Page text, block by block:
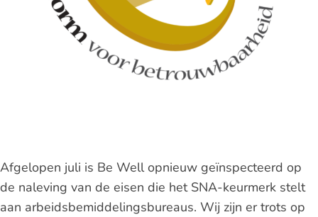
Afgelopen juli is Be Well opnieuw geïnspecteerd op
de naleving van de eisen die het SNA-keurmerk stelt
aan arbeidsbemiddelingsbureaus. Wij zijn er trots op